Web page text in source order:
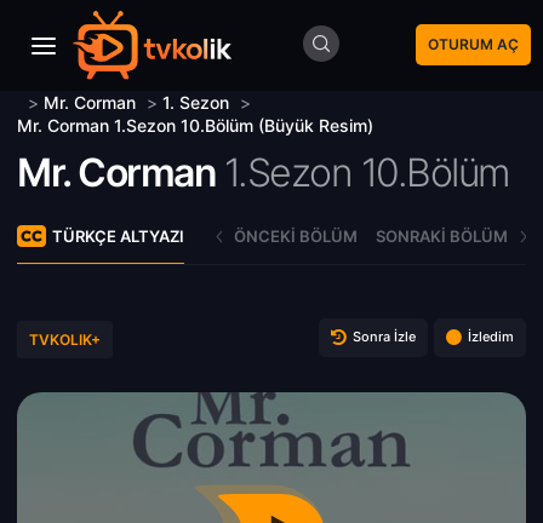
OTURUM AÇ
> Mr. Corman > 1. Sezon >
Mr. Corman 1.Sezon 10.Bölüm (Büyük Resim)
Mr. Corman 1.Sezon 10.Bölüm
TÜRKÇE ALTYAZI ÖNCEKI BÖLÜM SONRAKI BÖLÜM
TVKOLIK+ Sonra İzle İzledim